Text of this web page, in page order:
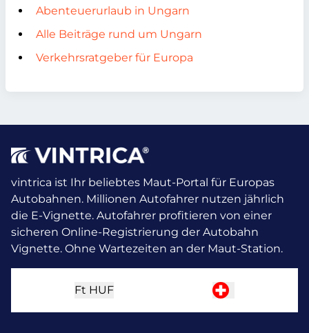
Abenteuerurlaub in Ungarn
Alle Beiträge rund um Ungarn
Verkehrsratgeber für Europa
vintrica ist Ihr beliebtes Maut-Portal für Europas
Autobahnen. Millionen Autofahrer nutzen jährlich
die E-Vignette. Autofahrer profitieren von einer
sicheren Online-Registrierung der Autobahn
Vignette. Ohne Wartezeiten an der Maut-Station.
Ft HUF